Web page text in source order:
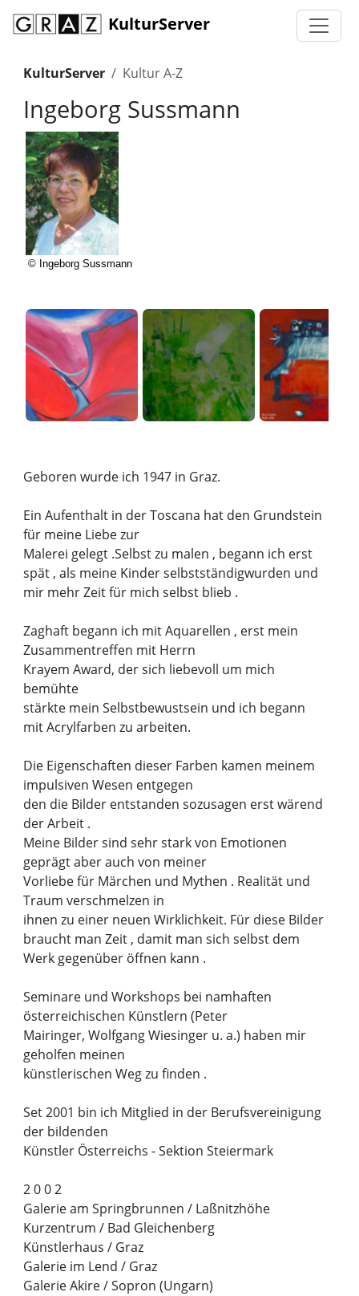
KulturServer
KulturServer Kultur A-Z
Ingeborg Sussmann
© Ingeborg Sussmann
Geboren wurde ich 1947 in Graz.
Ein Aufenthalt in der Toscana hat den Grundstein
für meine Liebe zur
Malerei gelegt .Selbst zu malen , begann ich erst
spät , als meine Kinder selbstständigwurden und
mir mehr Zeit für mich selbst blieb .
Zaghaft begann ich mit Aquarellen , erst mein
Zusammentreffen mit Herrn
Krayem Award, der sich liebevoll um mich
bemühte
stärkte mein Selbstbewustsein und ich begann
mit Acrylfarben zu arbeiten.
Die Eigenschaften dieser Farben kamen meinem
impulsiven Wesen entgegen
den die Bilder entstanden sozusagen erst wärend
der Arbeit .
Meine Bilder sind sehr stark von Emotionen
geprägt aber auch von meiner
Vorliebe für Märchen und Mythen . Realität und
Traum verschmelzen in
ihnen zu einer neuen Wirklichkeit. Für diese Bilder
braucht man Zeit , damit man sich selbst dem
Werk gegenüber öffnen kann .
Seminare und Workshops bei namhaften
österreichischen Künstlern (Peter
Mairinger, Wolfgang Wiesinger u. a.) haben mir
geholfen meinen
künstlerischen Weg zu finden .
Set 2001 bin ich Mitglied in der Berufsvereinigung
der bildenden
Künstler Österreichs - Sektion Steiermark
2 0 0 2
Galerie am Springbrunnen / Laßnitzhöhe
Kurzentrum / Bad Gleichenberg
Künstlerhaus / Graz
Galerie im Lend / Graz
Galerie Akire / Sopron (Ungarn)